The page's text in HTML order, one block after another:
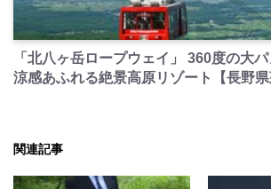
「北八ヶ岳ロープウェイ」 360度の大
涼感あふれる絶景高原リゾート【長野県
関連記事